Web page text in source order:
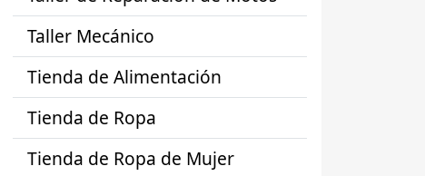
Taller Mecánico
Tienda de Alimentación
Tienda de Ropa
Tienda de Ropa de Mujer